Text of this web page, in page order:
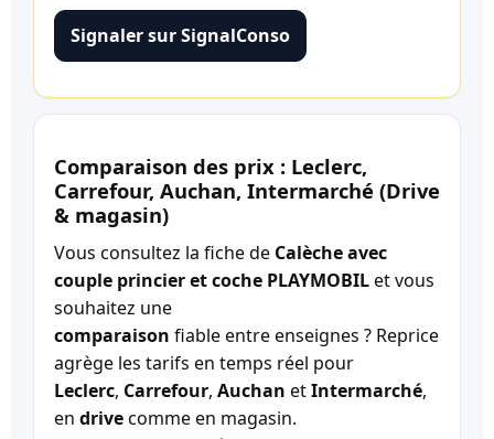
Signaler sur SignalConso
Comparaison des prix : Leclerc,
Carrefour, Auchan, Intermarché (Drive
& magasin)
Vous consultez la fiche de Calèche avec
couple princier et coche PLAYMOBILet vous
souhaitez une
comparaison fiable entre enseignes ? Reprice
agrège les tarifs en temps réel pour
Leclerc, Carrefour, Auchan etIntermarché,
en drivecomme en magasin.